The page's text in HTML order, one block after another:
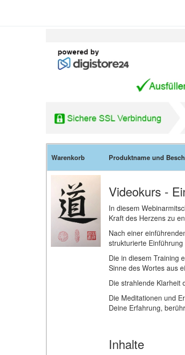
Warenkorb Produktname und
Videokurs -
In diesem
Kraft des Herzens zu
Nach einer
strukturierte
Die in diesem Training
Sinne des Wortes aus
Die strahlende Klarheit
Die Meditationen und
Deine Erfahrung,
Inhalte